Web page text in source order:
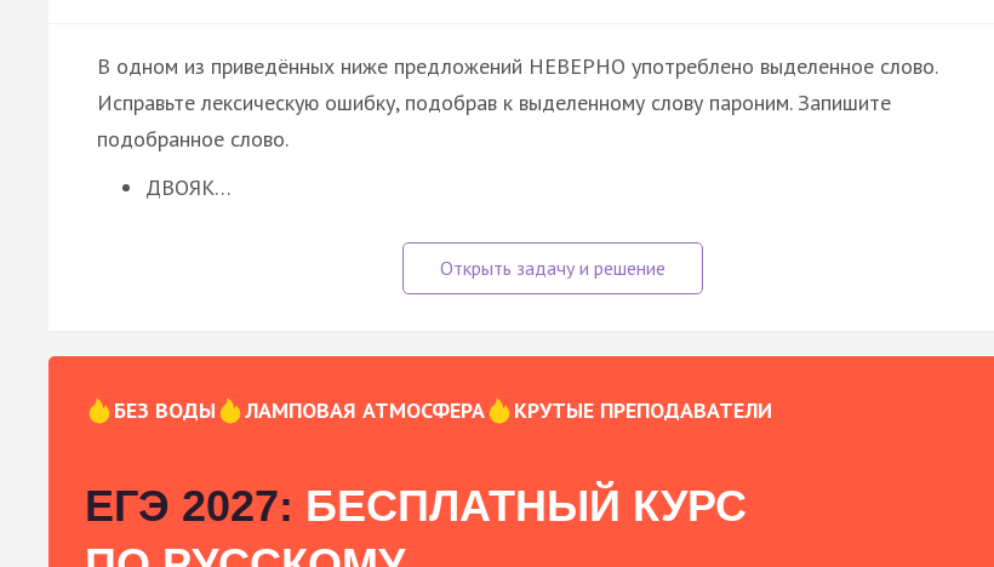
В одном из приведённых ниже предложений НЕВЕРНО употреблено выделенное слово.
Исправьте лексическую ошибку, подобрав к выделенному слову пароним. Запишите
подобранное слово.
ДВОЯК…
БЕЗ ВОДЫ ЛАМПОВАЯ АТМОСФЕРА КРУТЫЕ ПРЕПОДАВАТЕЛИ
ЕГЭ 2027: БЕСПЛАТНЫЙ КУРС